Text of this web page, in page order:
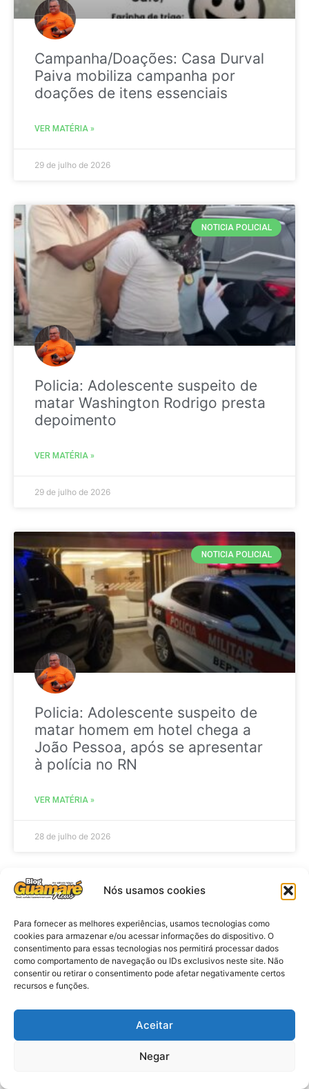
Nós usamos cookies
Para fornecer as melhores experiências, usamos tecnologias como
cookies para armazenar e/ou acessar informações do dispositivo. O
consentimento para essas tecnologias nos permitirá processar dados
como comportamento de navegação ou IDs exclusivos neste site. Não
consentir ou retirar o consentimento pode afetar negativamente certos
recursos e funções.
Aceitar
Negar
Campanha/Doações: Casa Durval
Paiva mobiliza campanha por
doações de itens essenciais
VER MATÉRIA »
29 de julho de 2026
NOTICIA POLICIAL
Policia: Adolescente suspeito de
matar Washington Rodrigo presta
depoimento
VER MATÉRIA »
29 de julho de 2026
NOTICIA POLICIAL
Policia: Adolescente suspeito de
matar homem em hotel chega a
João Pessoa, após se apresentar
à polícia no RN
VER MATÉRIA »
28 de julho de 2026
Eleições 2026: procuradores e